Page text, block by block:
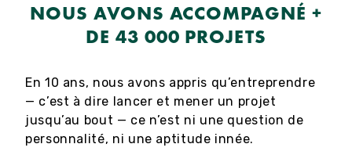
NOUS AVONS ACCOMPAGNÉ +
DE 43 000 PROJETS
En 10 ans, nous avons appris qu’entreprendre
— c’est à dire lancer et mener un projet
jusqu’au bout — ce n’est ni une question de
personnalité, ni une aptitude innée.